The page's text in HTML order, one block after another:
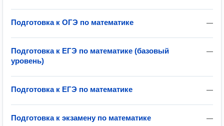
—
Подготовка к ОГЭ по математике
—
Подготовка к ЕГЭ по математике (базовый
уровень)
—
Подготовка к ЕГЭ по математике
—
Подготовка к экзамену по математике